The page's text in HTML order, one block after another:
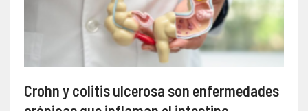
Crohn y colitis ulcerosa son enfermedades